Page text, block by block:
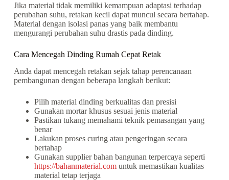
Jika material tidak memiliki kemampuan adaptasi terhadap
perubahan suhu, retakan kecil dapat muncul secara bertahap.
Material dengan isolasi panas yang baik membantu
mengurangi perubahan suhu drastis pada dinding.
Cara Mencegah Dinding Rumah Cepat Retak
Anda dapat mencegah retakan sejak tahap perencanaan
pembangunan dengan beberapa langkah berikut:
Pilih material dinding berkualitas dan presisi
Gunakan mortar khusus sesuai jenis material
Pastikan tukang memahami teknik pemasangan yang
benar
Lakukan proses curing atau pengeringan secara
bertahap
Gunakan supplier bahan bangunan terpercaya seperti
https://bahanmaterial.comuntuk memastikan kualitas
material tetap terjaga